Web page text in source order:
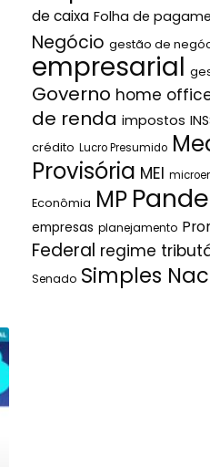
de caixa Folha de
Negócio gestão de
empresarial
Governo home
de renda impostos
crédito Lucro Presumido
Provisória MEI
Econômia MP
empresas planejamento
Federal regime
Senado Simples